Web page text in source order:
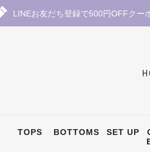
LINEお友だち登録で500円OFFクー
TOPS BOTTOMS SET UP